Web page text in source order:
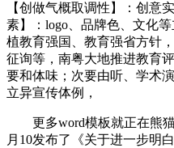
【创做气概取调性】：创意
素】：logo、品牌色、文化
植教育强国、教育强省方针
征询等，南粤大地推进教育
要和体味；次要由听、学术
立异宣传体例，
更多word模板就正在熊猫
月10发布了《关于进一步明